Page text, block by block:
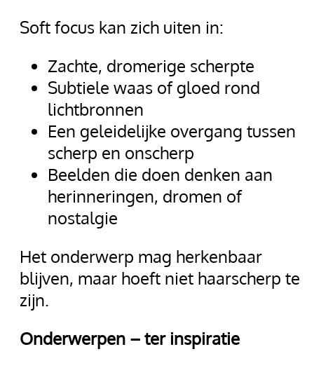
Soft focus kan zich uiten in:
Zachte, dromerige scherpte
Subtiele waas of gloed rond
lichtbronnen
Een geleidelijke overgang tussen
scherp en onscherp
Beelden die doen denken aan
herinneringen, dromen of
nostalgie
Het onderwerp mag herkenbaar
blijven, maar hoeft niet haarscherp te
zijn.
Onderwerpen – ter inspiratie